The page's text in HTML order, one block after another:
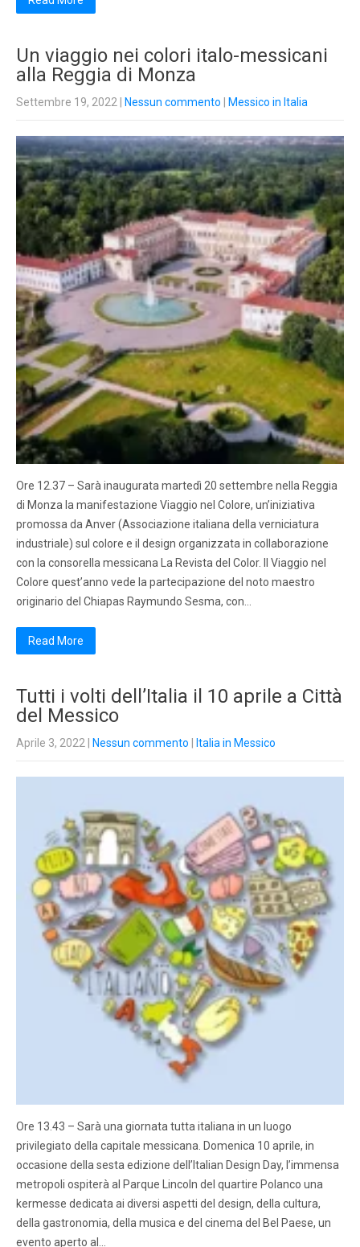
Un viaggio nei colori italo-messicani
alla Reggia di Monza
Settembre 19, 2022 Nessun commento Messico in Italia
Ore 12.37 – Sarà inaugurata martedì 20 settembre nella Reggia
di Monza la manifestazione Viaggio nel Colore, un’iniziativa
promossa da Anver (Associazione italiana della verniciatura
industriale) sul colore e il design organizzata in collaborazione
con la consorella messicana La Revista del Color. Il Viaggio nel
Colore quest’anno vede la partecipazione del noto maestro
originario del Chiapas Raymundo Sesma, con…
Read More
Tutti i volti dell’Italia il 10 aprile a Città
del Messico
Aprile 3, 2022 Nessun commento Italia in Messico
Ore 13.43 – Sarà una giornata tutta italiana in un luogo
privilegiato della capitale messicana. Domenica 10 aprile, in
occasione della sesta edizione dell’Italian Design Day, l’immensa
metropoli ospiterà al Parque Lincoln del quartire Polanco una
kermesse dedicata ai diversi aspetti del design, della cultura,
della gastronomia, della musica e del cinema del Bel Paese, un
evento aperto al…